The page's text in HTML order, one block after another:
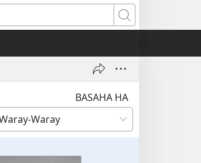
Pamiling
BASAHA HA